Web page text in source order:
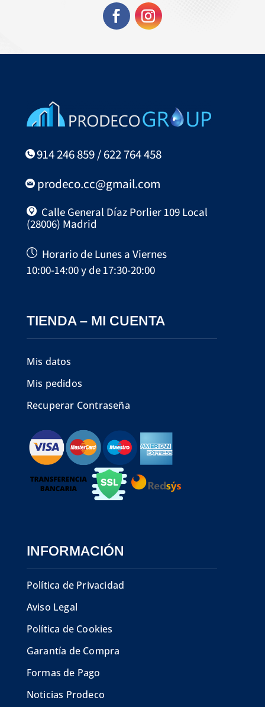
914 246 859 / 622 764 458
prodeco.cc@gmail.com
Calle General Díaz Porlier 109 Local
(28006) Madrid
Horario de Lunes a Viernes
10:00-14:00 y de 17:30-20:00
TIENDA – MI CUENTA
Mis datos
Mis pedidos
Recuperar Contraseña
INFORMACIÓN
Política de Privacidad
Aviso Legal
Política de Cookies
Garantía de Compra
Formas de Pago
Noticias Prodeco